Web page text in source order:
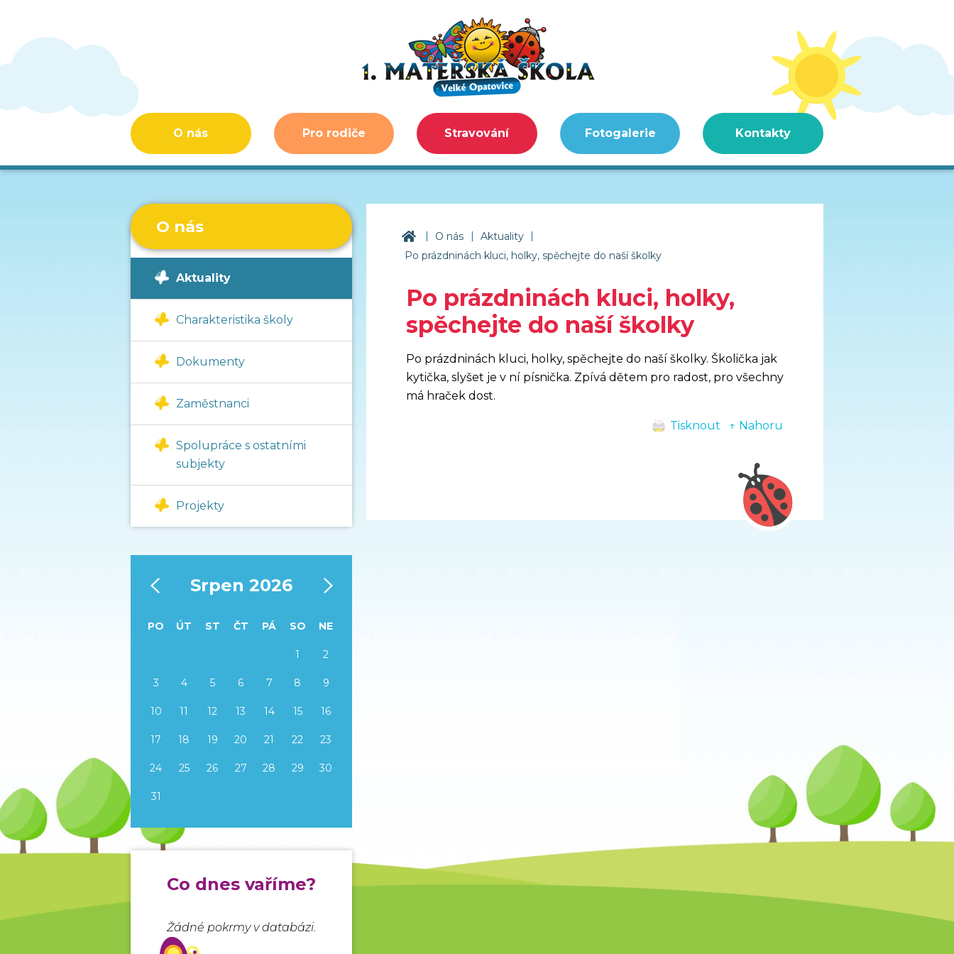
O nás Pro rodiče Stravování Fotogalerie Kontakty
1. mateřská škola Velké Opatovice
| O nás | Aktuality
|
Po prázdninách kluci, holky, spěchejte do naší školky
Po prázdninách kluci, holky,
spěchejte do naší školky
Po prázdninách kluci, holky, spěchejte do naší školky. Školička jak
kytička, slyšet je v ní písnička. Zpívá dětem pro radost, pro všechny
má hraček dost.
Tisknout ↑ Nahoru
O nás
Aktuality
Charakteristika školy
Dokumenty
Zaměstnanci
Spolupráce s ostatními
subjekty
Projekty
Srpen 2026
PO ÚT ST ČT PÁ SO NE
1 2
3 4 5 6 7 8 9
10 11 12 13 14 15 16
17 18 19 20 21 22 23
24 25 26 27 28 29 30
31
Co dnes vaříme?
Žádné pokrmy v databázi.